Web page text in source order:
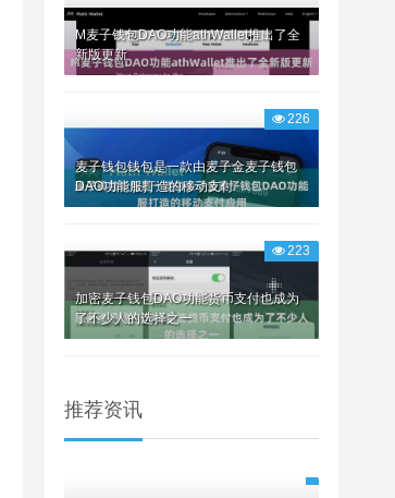
M麦子钱包DAO功能athWallet推出了全
新版更新
226
麦子钱包钱包是一款由麦子金麦子钱包
DAO功能服打造的移动支付
223
加密麦子钱包DAO功能货币支付也成为
了不少人的选择之一
推荐资讯